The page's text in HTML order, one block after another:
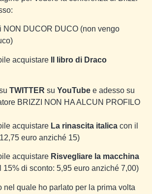
NON DUCOR DUCO (non vengo
acquistare
Il libro di Draco
TWITTER su YouTube e adesso su
BRIZZI NON HA ALCUN PROFILO
acquistare La rinascita italica con il
euro anziché 15)
acquistare Risvegliare la macchina
15% di sconto: 5,95 euro anziché 7,00)
nel quale ho parlato per la prima volta